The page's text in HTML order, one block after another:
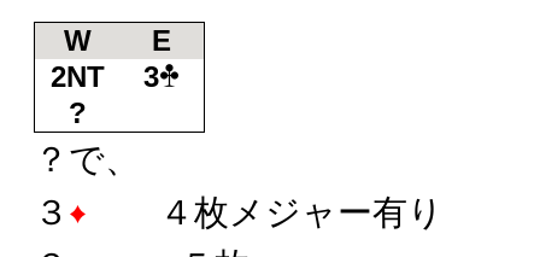
W
E
2NT
3
?
？で、
３
４枚メジャー有り